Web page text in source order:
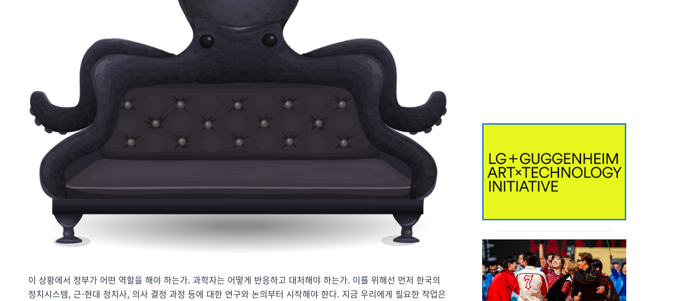
이 상황에서 정부가 어떤 역할을 해야 하는가. 과학자는 어떻게 반응하고 대처해야 하는가. 이를 위해선 먼저 한국의
정치시스템, 근-현대 정치사, 의사 결정 과정 등에 대한 연구와 논의부터 시작해야 한다. 지금 우리에게 필요한 작업은